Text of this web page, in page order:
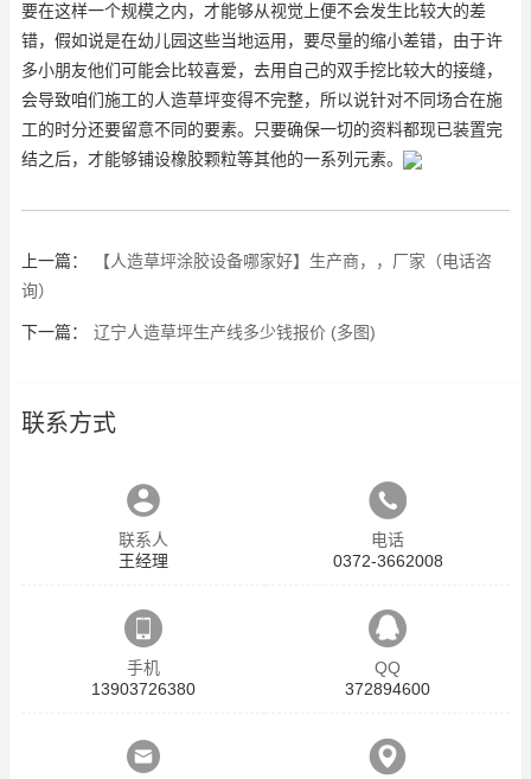
要在这样一个规模之内，才能够从视觉上便不会发生比较大的差
错，假如说是在幼儿园这些当地运用，要尽量的缩小差错，由于许
多小朋友他们可能会比较喜爱，去用自己的双手挖比较大的接缝，
会导致咱们施工的人造草坪变得不完整，所以说针对不同场合在施
工的时分还要留意不同的要素。只要确保一切的资料都现已装置完
结之后，才能够铺设橡胶颗粒等其他的一系列元素。
上一篇：
【人造草坪涂胶设备哪家好】生产商，，厂家（电话咨
询）
下一篇： 辽宁人造草坪生产线多少钱报价 (多图)
联系方式
联系人
王经理
电话
0372-3662008
手机
13903726380
QQ
372894600